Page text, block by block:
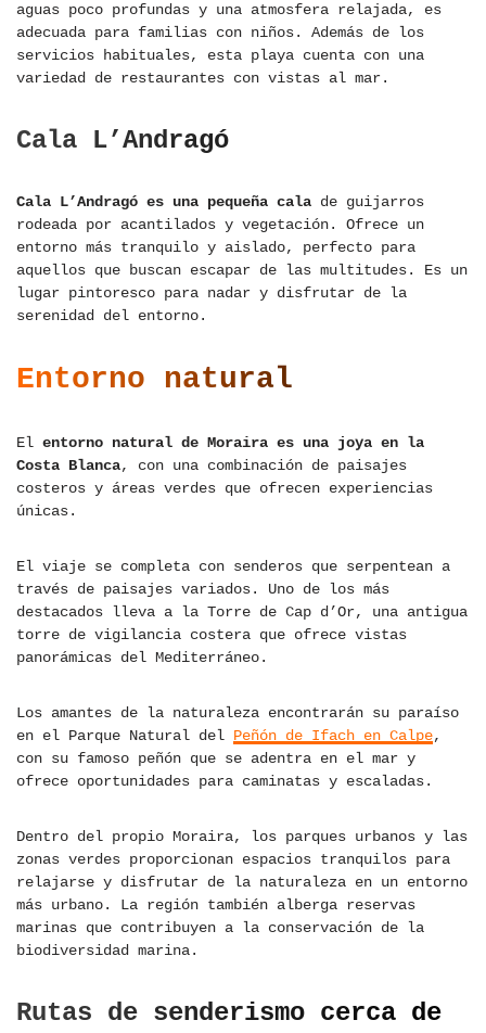
aguas poco profundas y una atmosfera relajada, es
adecuada para familias con niños. Además de los
servicios habituales, esta playa cuenta con una
variedad de restaurantes con vistas al mar.
Cala L’Andragó
Cala L’Andragó es una pequeña cala de guijarros
rodeada por acantilados y vegetación. Ofrece un
entorno más tranquilo y aislado, perfecto para
aquellos que buscan escapar de las multitudes. Es un
lugar pintoresco para nadar y disfrutar de la
serenidad del entorno.
Entorno natural
El entorno natural de Moraira es una joya en la
Costa Blanca, con una combinación de paisajes
costeros y áreas verdes que ofrecen experiencias
únicas.
El viaje se completa con senderos que serpentean a
través de paisajes variados. Uno de los más
destacados lleva a la Torre de Cap d’Or, una antigua
torre de vigilancia costera que ofrece vistas
panorámicas del Mediterráneo.
Los amantes de la naturaleza encontrarán su paraíso
en el Parque Natural del Peñón de Ifach en Calpe,
con su famoso peñón que se adentra en el mar y
ofrece oportunidades para caminatas y escaladas.
Dentro del propio Moraira, los parques urbanos y las
zonas verdes proporcionan espacios tranquilos para
relajarse y disfrutar de la naturaleza en un entorno
más urbano. La región también alberga reservas
marinas que contribuyen a la conservación de la
biodiversidad marina.
Rutas de senderismo cerca de